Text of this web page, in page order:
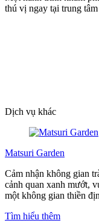
thú vị ngay tại trung
Dịch vụ khác
Matsuri Garden
Cảm nhận không gian
cảnh quan xanh mướt,
một không gian thiền
Tìm hiểu thêm